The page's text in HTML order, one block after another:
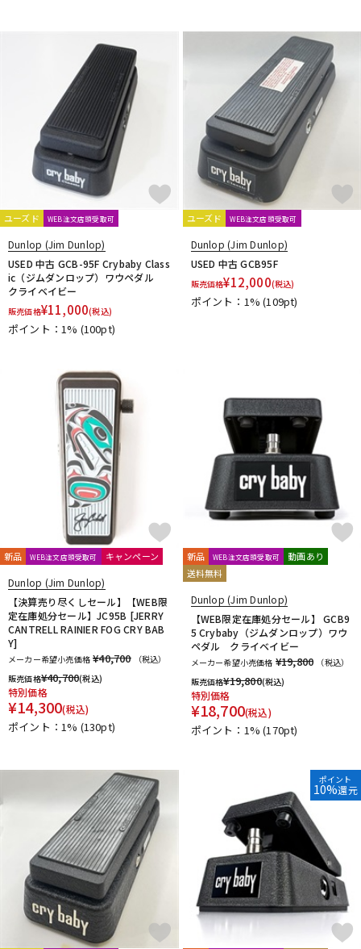
レコーディング機器
配信/ライブ機器 楽器アクセサリ
中古 ヴィンテージ
ユーズド WEB注文店頭受取可
Dunlop (Jim Dunlop)
USED 中古 GCB-95F Crybaby Class
ic（ジムダンロップ）ワウペダル
クライベイビー
販売価格¥11,000(税込)
ポイント：1% (100pt)
ユーズド WEB注文店頭受取可
Dunlop (Jim Dunlop)
USED 中古 GCB95F
販売価格¥12,000(税込)
ポイント：1%(109pt)
新品 WEB注文店頭受取可 キャンペーン
Dunlop (Jim Dunlop)
【決算売り尽くしセール】【WEB限
定在庫処分セール】JC95B [JERRY
CANTRELL RAINIER FOG CRY BAB
Y]
メーカー希望小売価格 ¥40,700
（税込）
販売価格¥40,700(税込)
特別価格
¥14,300(税込)
ポイント：1% (130pt)
新品 WEB注文店頭受取可
動画あり
送料無料
Dunlop (Jim Dunlop)
【WEB限定在庫処分セール】 GCB9
5 Crybaby（ジムダンロップ）ワウ
ペダル クライベイビー
メーカー希望小売価格 ¥19,800
（税込）
販売価格¥19,800(税込)
特別価格
¥18,700(税込)
ポイント：1%(170pt)
ポイント
10%還元